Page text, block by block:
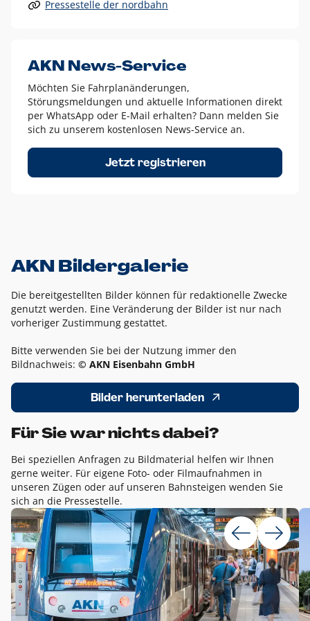
Alle anderen Logo-Varianten dürfen nur in Ausnahmefällen
Diese Ausnahmen sind zum Beispiel:
dem AKN Blau,
weißes Logo auf Fotohintergründen,
schwarzes Logo für reine Schwarz-Weiß-Umsetzungen
Um das Logo herum muss ein Schutzraum von jeweils einer
Höhe bzw. Breite des N aus AKN in alle Richtungen
Pressestelle der nordbahn
AKN News-Service
Möchten Sie Fahrplanänderungen,
Störungsmeldungen und aktuelle Informationen direkt
per WhatsApp oder E-Mail erhalten? Dann melden Sie
sich zu unserem kostenlosen News-Service an.
Jetzt registrieren
AKN Bildergalerie
Die bereitgestellten Bilder können für redaktionelle Zwecke
genutzt werden. Eine Veränderung der Bilder ist nur nach
vorheriger Zustimmung gestattet.
Bitte verwenden Sie bei der Nutzung immer den
Bildnachweis: © AKN Eisenbahn GmbH
Bilder herunterladen
Für Sie war nichts dabei?
Bei speziellen Anfragen zu Bildmaterial helfen wir Ihnen
gerne weiter. Für eigene Foto- oder Filmaufnahmen in
unseren Zügen oder auf unseren Bahnsteigen wenden Sie
sich an die Pressestelle.